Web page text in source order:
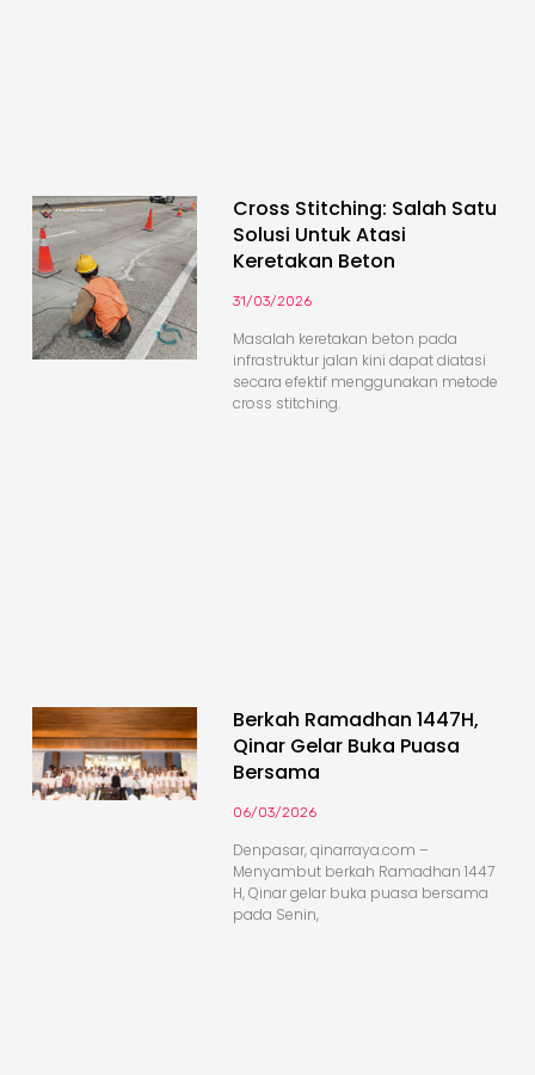
Cross Stitching: Salah Satu
Solusi Untuk Atasi
Keretakan Beton
31/03/2026
Masalah keretakan beton pada
infrastruktur jalan kini dapat diatasi
secara efektif menggunakan metode
cross stitching.
Berkah Ramadhan 1447H,
Qinar Gelar Buka Puasa
Bersama
06/03/2026
Denpasar, qinarraya.com –
Menyambut berkah Ramadhan 1447
H, Qinar gelar buka puasa bersama
pada Senin,